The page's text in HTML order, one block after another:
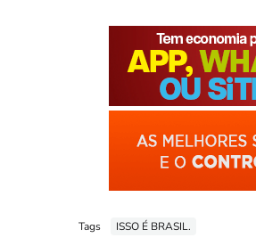
Tags ISSO É BRASIL.